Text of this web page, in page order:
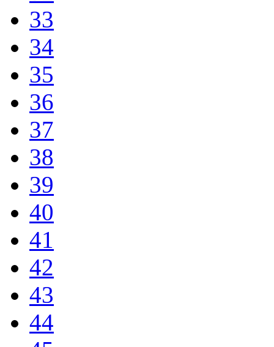
33
34
35
36
37
38
39
40
41
42
43
44